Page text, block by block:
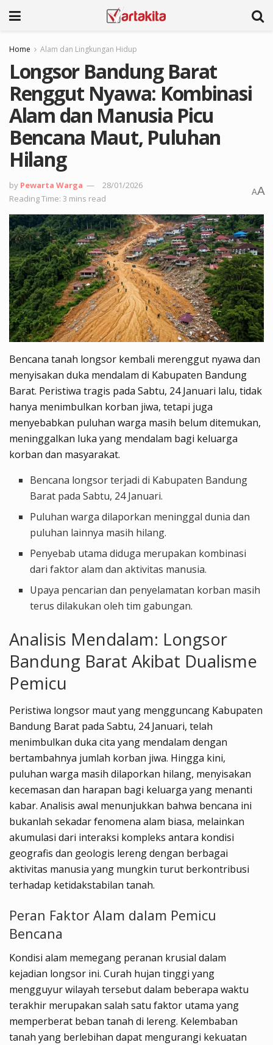
Home Alam dan Lingkungan Hidup
Longsor Bandung Barat
Renggut Nyawa: Kombinasi
Alam dan Manusia Picu
Bencana Maut, Puluhan
Hilang
by Pewarta Warga
28/01/2026
Reading Time: 3 mins read
AA
Bencana tanah longsor kembali merenggut nyawa dan
menyisakan duka mendalam di Kabupaten Bandung
Barat. Peristiwa tragis pada Sabtu, 24 Januari lalu, tidak
hanya menimbulkan korban jiwa, tetapi juga
menyebabkan puluhan warga masih belum ditemukan,
meninggalkan luka yang mendalam bagi keluarga
korban dan masyarakat.
Bencana longsor terjadi di Kabupaten Bandung
Barat pada Sabtu, 24 Januari.
Puluhan warga dilaporkan meninggal dunia dan
puluhan lainnya masih hilang.
Penyebab utama diduga merupakan kombinasi
dari faktor alam dan aktivitas manusia.
Upaya pencarian dan penyelamatan korban masih
terus dilakukan oleh tim gabungan.
Analisis Mendalam: Longsor
Bandung Barat Akibat Dualisme
Pemicu
Peristiwa longsor maut yang mengguncang Kabupaten
Bandung Barat pada Sabtu, 24 Januari, telah
menimbulkan duka cita yang mendalam dengan
bertambahnya jumlah korban jiwa. Hingga kini,
puluhan warga masih dilaporkan hilang, menyisakan
kecemasan dan harapan bagi keluarga yang menanti
kabar. Analisis awal menunjukkan bahwa bencana ini
bukanlah sekadar fenomena alam biasa, melainkan
akumulasi dari interaksi kompleks antara kondisi
geografis dan geologis lereng dengan berbagai
aktivitas manusia yang mungkin turut berkontribusi
terhadap ketidakstabilan tanah.
Peran Faktor Alam dalam Pemicu
Bencana
Kondisi alam memegang peranan krusial dalam
kejadian longsor ini. Curah hujan tinggi yang
mengguyur wilayah tersebut dalam beberapa waktu
terakhir merupakan salah satu faktor utama yang
memperberat beban tanah di lereng. Kelembaban
tanah yang berlebihan dapat mengurangi kekuatan